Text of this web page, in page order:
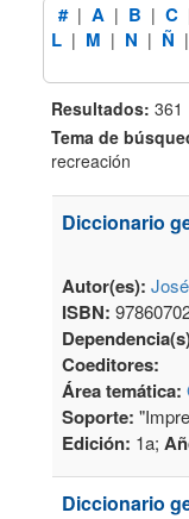
# | A | B | C
L | M | N | Ñ |
Resultados: 361
Tema de
recreación
Diccionario
Autor(es):
ISBN:
Coeditores:
Área temática:
Soporte:
Edición: 1a;
Diccionario